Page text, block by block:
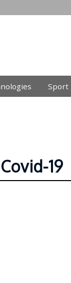
Sport
19